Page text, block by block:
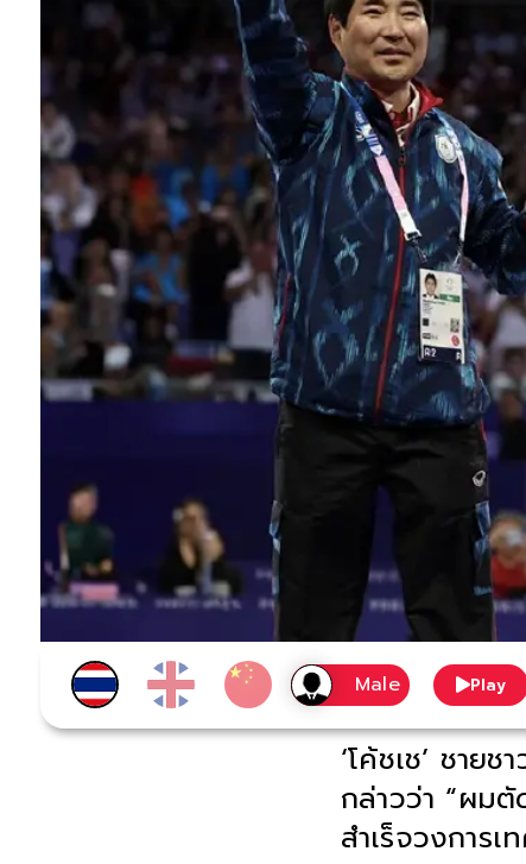
Play
‘โค้ชเช’ ชาย
กล่าวว่า “ผม
สำเร็จวงการ